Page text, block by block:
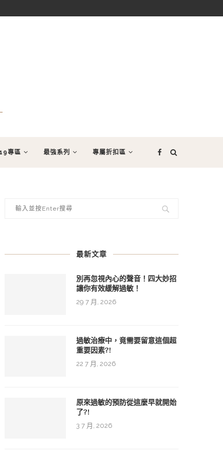
專區 最強系列 專屬折扣區
最新文章
別再忽視內心的聲音！四大妙招
讓你有效緩解過敏！
29 7 月, 2026
過敏治療中，竟需要留意這個超
重要因素?!
22 7 月, 2026
原來過敏的預防從這麼早就開始
了?!
3 7 月, 2026